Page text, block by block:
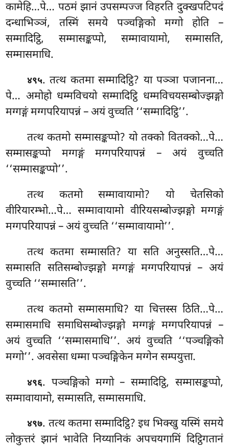
कामेहि…पे… पठमं झानं उपसम्पज्ज विहरति दुक्खपटिपदं
दन्धाभिञ्ञं, तस्मिं समये पञ्चङ्गिको मग्गो होति –
सम्मादिट्ठि, सम्मासङ्कप्पो, सम्मावायामो, सम्मासति,
सम्मासमाधि.
४९५. तत्थ कतमा सम्मादिट्ठि? या पञ्ञा पजानना…
पे… अमोहो धम्मविचयो सम्मादिट्ठि धम्मविचयसम्बोज्झङ्गो
मग्गङ्गं मग्गपरियापन्नं – अयं वुच्चति ‘‘सम्मादिट्ठि’’.
तत्थ कतमो सम्मासङ्कप्पो? यो तक्को वितक्को…पे…
सम्मासङ्कप्पो मग्गङ्गं मग्गपरियापन्नं – अयं वुच्चति
‘‘सम्मासङ्कप्पो’’.
तत्थ कतमोसम्मावायामो? यो चेतसिको
वीरियारम्भो…पे… सम्मावायामो वीरियसम्बोज्झङ्गो मग्गङ्गं
मग्गपरियापन्नं – अयं वुच्चति ‘‘सम्मावायामो’’.
तत्थ कतमा सम्मासति? या सति अनुस्सति…पे…
सम्मासति सतिसम्बोज्झङ्गो मग्गङ्गं मग्गपरियापन्नं – अयं
वुच्चति ‘‘सम्मासति’’.
तत्थ कतमो सम्मासमाधि? या चित्तस्स ठिति…पे…
सम्मासमाधि समाधिसम्बोज्झङ्गो मग्गङ्गं मग्गपरियापन्नं –
अयं वुच्चति ‘‘सम्मासमाधि’’. अयं वुच्चति ‘‘पञ्चङ्गिको
मग्गो’’. अवसेसा धम्मा पञ्चङ्गिकेन मग्गेन सम्पयुत्ता.
४९६. पञ्चङ्गिको मग्गो – सम्मादिट्ठि, सम्मासङ्कप्पो,
सम्मावायामो, सम्मासति, सम्मासमाधि.
४९७. तत्थकतमा सम्मादिट्ठि? इध भिक्खु यस्मिं समये
लोकुत्तरं झानं भावेति निय्यानिकं अपचयगामिं दिट्ठिगतानं